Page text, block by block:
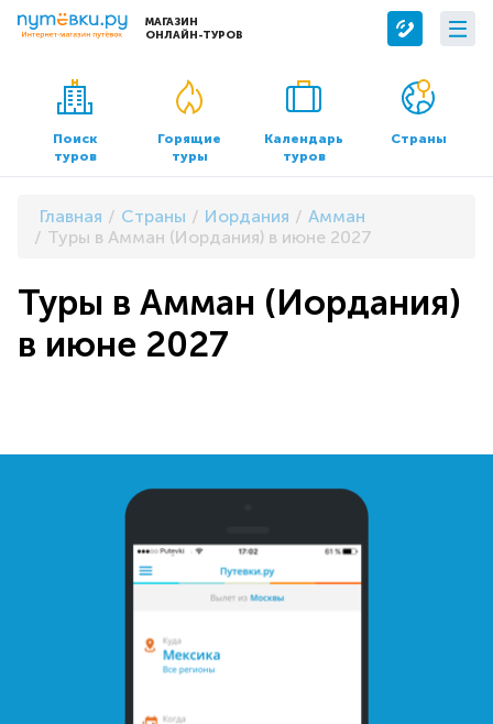
МАГАЗИН
ОНЛАЙН-ТУРОВ
Сервисы
Бронирование отелей
Трансфер
О компании
О нас
Контакты
Документы и реквизиты
Поиск
туров
Горящие
туры
Календарь
туров
Страны
Главная Страны Иордания
Амман
Туры в Амман (Иордания) в июне 2027
Туры в Амман (Иордания)
в июне 2027